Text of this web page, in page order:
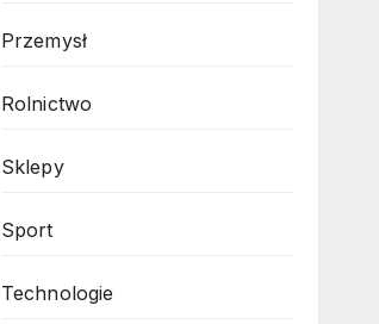
Przemysł
Rolnictwo
Sklepy
Sport
Technologie